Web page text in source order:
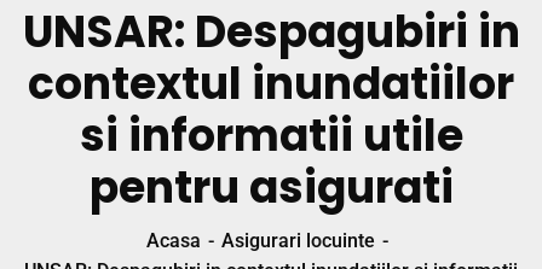
UNSAR: Despagubiri in
contextul inundatiilor
si informatii utile
pentru asigurati
Acasa
Asigurari locuinte